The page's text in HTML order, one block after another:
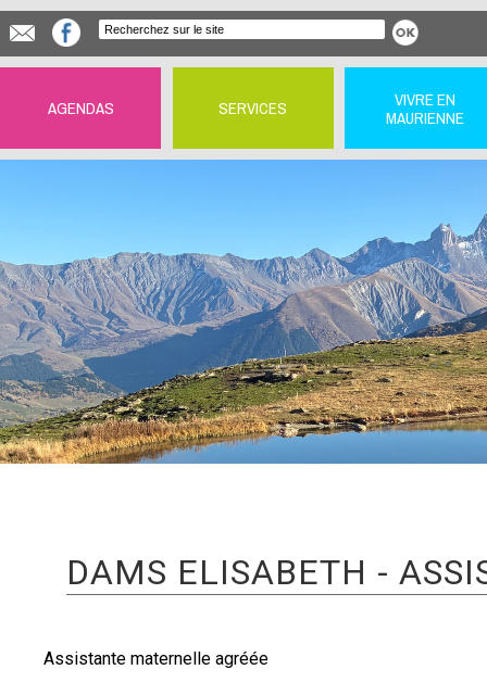
AGENDAS SERVICES
VIVRE EN
MAURIENNE
DAMS ELISABETH -
Assistante maternelle agréée